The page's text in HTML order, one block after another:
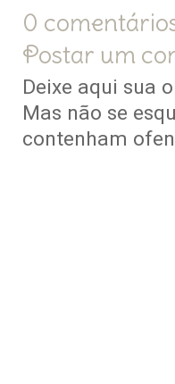
0
Postar um
Deixe aqui sua
Mas não se
contenham